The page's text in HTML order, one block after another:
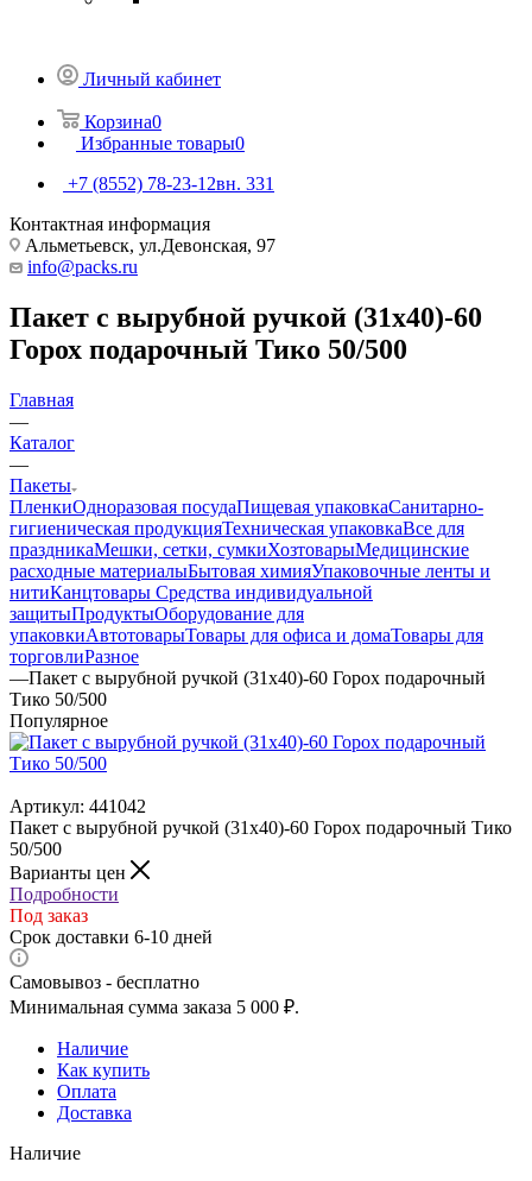
Личный кабинет
Корзина0
Избранные товары0
+7 (8552) 78-23-12вн. 331
Контактная информация
Альметьевск, ​ул.Девонская, 97
info@packs.ru
Пакет с вырубной ручкой (31х40)-60
Горох подарочный Тико 50/500
Главная
—
Каталог
—
Пакеты
ПленкиОдноразовая посудаПищевая упаковкаСанитарно-
гигиеническая продукцияТехническая упаковкаВсе для
праздникаМешки, сетки, сумкиХозтоварыМедицинские
расходные материалыБытовая химияУпаковочные ленты и
нитиКанцтовары Средства индивидуальной
защитыПродуктыОборудование для
упаковкиАвтотоварыТовары для офиса и домаТовары для
торговлиРазное
—Пакет с вырубной ручкой (31х40)-60 Горох подарочный
Тико 50/500
Популярное
Артикул: 441042
Пакет с вырубной ручкой (31х40)-60 Горох подарочный Тико
50/500
Варианты цен
Подробности
Под заказ
Срок доставки 6-10 дней
Самовывоз - бесплатно
Минимальная сумма заказа 5 000 ₽.
Наличие
Как купить
Оплата
Доставка
Наличие